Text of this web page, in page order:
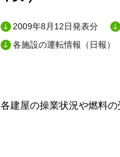
2009年8月12日発表分
各施設の運転情報（日報）
各建屋の操業状況や燃料